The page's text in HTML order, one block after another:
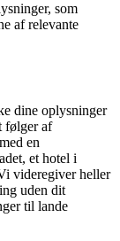
som
af relevante
dine oplysninger
følger af
en
et hotel i
videregiver heller
uden dit
til lande